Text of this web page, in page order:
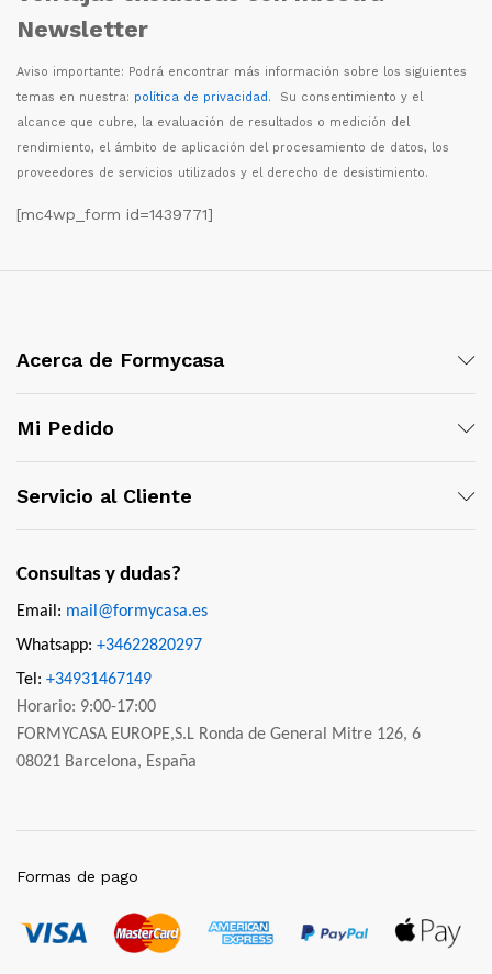
Newsletter
Aviso importante: Podrá encontrar más información sobre los siguientes
temas en nuestra: política de privacidad. Su consentimiento y el
alcance que cubre, la evaluación de resultados o medición del
rendimiento, el ámbito de aplicación del procesamiento de datos, los
proveedores de servicios utilizados y el derecho de desistimiento.
[mc4wp_form id=1439771]
Acerca de Formycasa
Mi Pedido
Servicio al Cliente
Consultas y dudas?
Email: mail@formycasa.es
Whatsapp: +34622820297
Tel: +34931467149
Horario: 9:00-17:00
FORMYCASA EUROPE,S.L Ronda de General Mitre 126, 6
08021 Barcelona, España
Formas de pago